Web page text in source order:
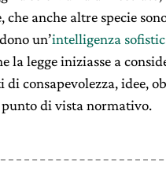
anche altre specie
un’intelligenza
la legge iniziasse a
consapevolezza, idee,
di vista normativo.